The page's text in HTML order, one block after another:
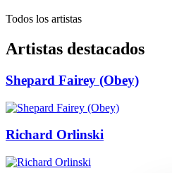
Todos los artistas
Artistas destacados
Shepard Fairey (Obey)
Richard Orlinski